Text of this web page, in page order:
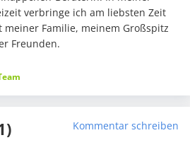
verbringe ich am liebsten Zeit
meiner Familie, meinem Großspitz
Freunden.
Kommentar schreiben